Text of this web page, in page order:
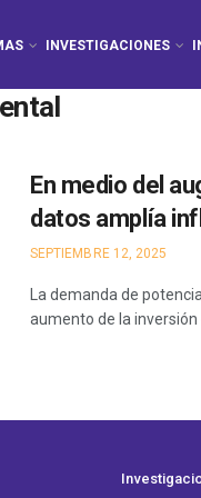
INVESTIGACIONES
En medio del
datos amplía
SEPTIEMBRE 12, 2025
La demanda de
aumento de la inversión